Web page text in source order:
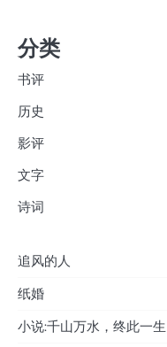
分类
书评
历史
影评
文字
诗词
追风的人
纸婚
小说:千山万水，终此一生